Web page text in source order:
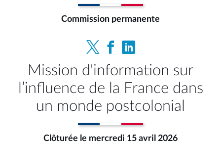
Commission permanente
Mission d'information sur
l’influence de la France dans
un monde postcolonial
Clôturée le mercredi 15 avril 2026